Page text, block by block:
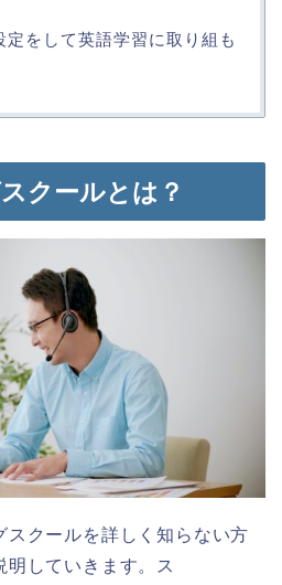
定をして英語学習に取り組も
クールとは？
スクールを詳しく知らない方
していきます。ス